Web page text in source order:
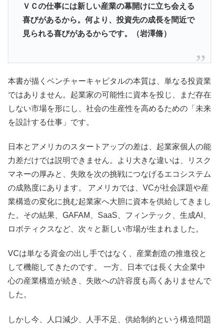
ＶＣの仕事には新しい産業の幕開けに立ち会える
喜びがあるから。何より、投資先の成長を間近で
見られる喜びがあるからです。（岩澤脩）
本書が描くベンチャーキャピタルの本質は、単なる投資業
ではありません。起業家の可能性に資本を投じ、まだ存在
しない市場を形にし、社会の生産性を高めるための「未来
を設計する仕事」です。
日本とアメリカのスタートアップの差は、起業家個人の能
力差だけでは説明できません。より大きな違いは、リスク
マネーの厚みと、失敗を次の挑戦につなげるエコシステム
の成熟度にあります。 アメリカでは、VCが社会課題や産
業構造の変化に挑む起業家へ大胆に資本を供給してきまし
た。その結果、GAFAM、SaaS、フィンテック、生成AI、
ロボティクスなど、次々と新しい市場が生まれました。
VCは単なる資金の出し手ではなく、産業創造の推進役と
して機能してきたのです。 一方、日本では長く大企業中
心の産業構造が続き、失敗への許容度も高くありませんで
した。
しかし今、人口減少、人手不足、供給制約という構造問題